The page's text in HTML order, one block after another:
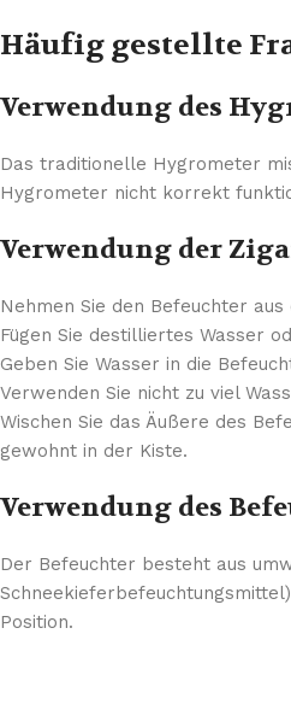
Häufig gestellte
Verwendung des
Das traditionelle Hygrometer
Hygrometer nicht korrekt
Verwendung der
Nehmen Sie den Befeuchter aus
Fügen Sie destilliertes Wasser
Geben Sie Wasser in die
Verwenden Sie nicht zu viel
Wischen Sie das Äußere des
gewohnt in der Kiste.
Verwendung des
Der Befeuchter besteht aus
Position.